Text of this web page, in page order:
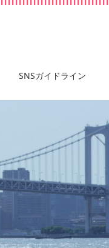
SNSガイドライン